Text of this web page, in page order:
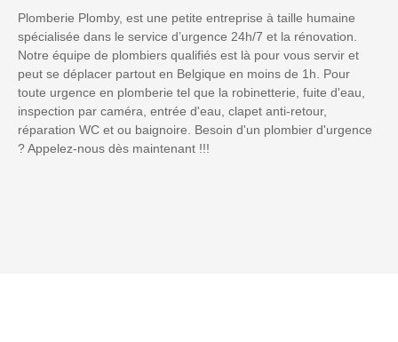
Plomberie Plomby, est une petite entreprise à taille humaine
spécialisée dans le service d’urgence 24h/7 et la rénovation.
Notre équipe de plombiers qualifiés est là pour vous servir et
peut se déplacer partout en Belgique en moins de 1h. Pour
toute urgence en plomberie tel que la robinetterie, fuite d'eau,
inspection par caméra, entrée d'eau, clapet anti-retour,
réparation WC et ou baignoire. Besoin d'un plombier d'urgence
? Appelez-nous dès maintenant !!!